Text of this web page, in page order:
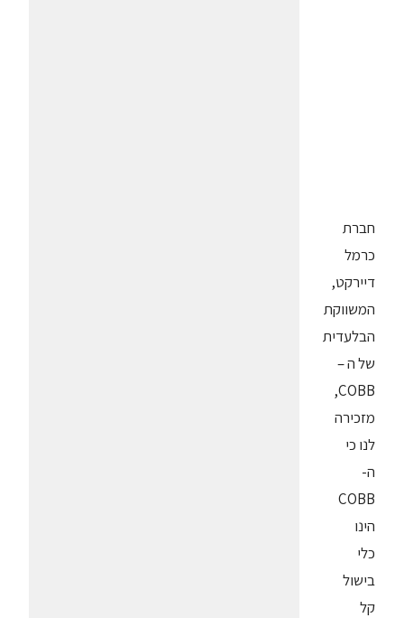
חברת
כרמל
דיירקט,
המשווקת
הבלעדית
של ה –
COBB,
מזכירה
לנו כי
ה-
COBB
הינו
כלי
בישול
קל